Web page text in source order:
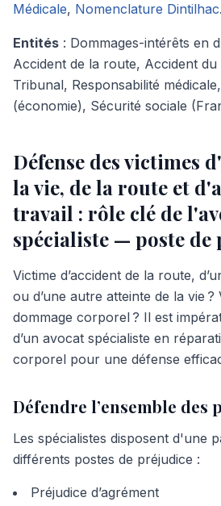
Médicale, Nomenclature Dintilhac.
Entités : Dommages-intérêts en
Accident de la route, Accident
Tribunal, Responsabilité
(économie), Sécurité sociale
Défense des victimes
la vie, de la route et
travail : rôle clé de
spécialiste — poste de
Victime d’accident de la route,
ou d’une autre atteinte de la vie
dommage corporel ? Il est
d’un avocat spécialiste en
corporel pour une défense
Défendre l’ensemble des
Les spécialistes disposent d'une
différents postes de préjudice :
Préjudice d’agrément